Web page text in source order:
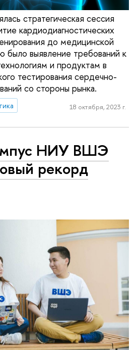
стратегическая сессия
кардиодиагностических
до медицинской
было выявление требований к
и продуктам в
тестирования сердечно-
со стороны рынка.
18 октября, 2023 г.
НИУ ВШЭ
рекорд